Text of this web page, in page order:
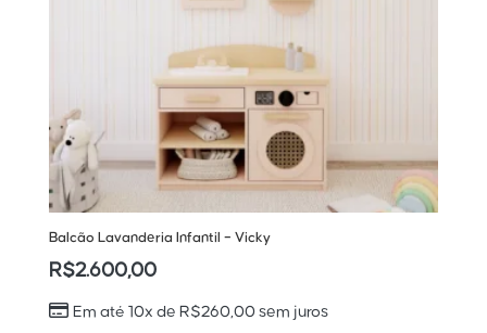
Balcão Lavanderia Infantil – Vicky
R$2.600,00
Em até 10x de R$260,00 sem juros